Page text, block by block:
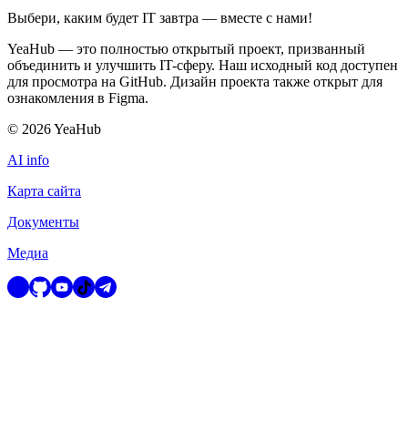
Выбери, каким будет IT завтра — вместе c нами!
YeaHub — это полностью открытый проект, призванный
объединить и улучшить IT-сферу. Наш исходный код доступен
для просмотра на GitHub. Дизайн проекта также открыт для
ознакомления в Figma.
© 2026YeaHub
AI info
Карта сайта
Документы
Медиа